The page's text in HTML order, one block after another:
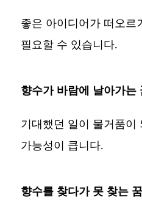
좋은 아이디어가 떠오르
필요할 수 있습니다.
향수가 바람에 날아가는
기대했던 일이 물거품이
가능성이 큽니다.
향수를 찾다가 못 찾는 꿈